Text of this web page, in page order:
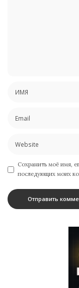
Сохранить моё имя,
последующих моих